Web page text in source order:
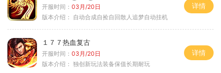
开服时间： 03月/20日
版本介绍： 自动合成自捡自回散人追梦自动挂机
详情
１７７热血复古
开服时间： 03月/20日
版本介绍： 独创新玩法装备保值长期耐玩
详情